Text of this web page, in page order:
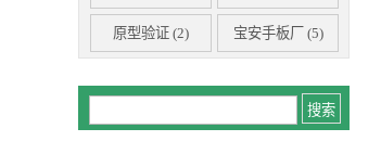
原型验证 (2) 宝安手板厂 (5)
工艺选型(3) 广州手板厂(2)